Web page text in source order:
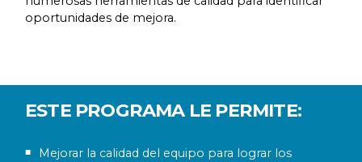
oportunidades de mejora.
ESTE PROGRAMA LE PERMITE:
Mejorar la calidad del equipo para lograr los